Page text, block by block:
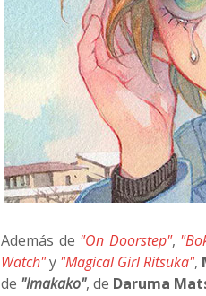
Además de "On Doorstep",
Watch"y "Magical Girl Ritsuka",
de "Imakako", de Daruma